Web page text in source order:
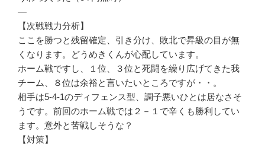
—
【次戦戦力分析】
ここを勝つと残留確定、引き分け、敗北で昇級の目が無
くなります。どうめきくんが心配しています。
ホーム戦ですし、１位、３位と死闘を繰り広げてきた我
チーム、８位は余裕と言いたいところですが・・。
相手は5-4-1のディフェンス型、調子悪いひとは居なさそ
うです。前回のホーム戦では２－１で辛くも勝利してい
ます。意外と苦戦しそうな？
【対策】